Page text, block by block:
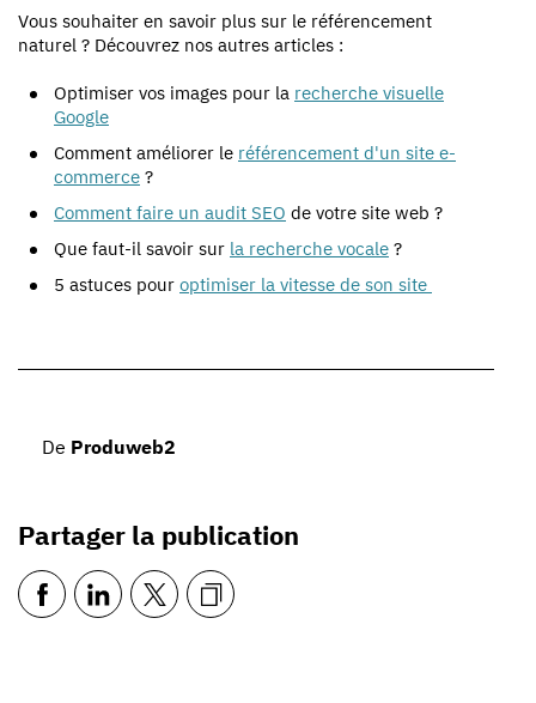
Vous souhaiter en savoir plus sur le référencement
naturel ? Découvrez nos autres articles :
Optimiser vos images pour la recherche visuelle
Google
Comment améliorer le référencement d'un site e-
commerce ?
Comment faire un audit SEO de votre site web ?
Que faut-il savoir sur la recherche vocale ?
5 astuces pour optimiser la vitesse de son site
De Produweb2
Partager la publication